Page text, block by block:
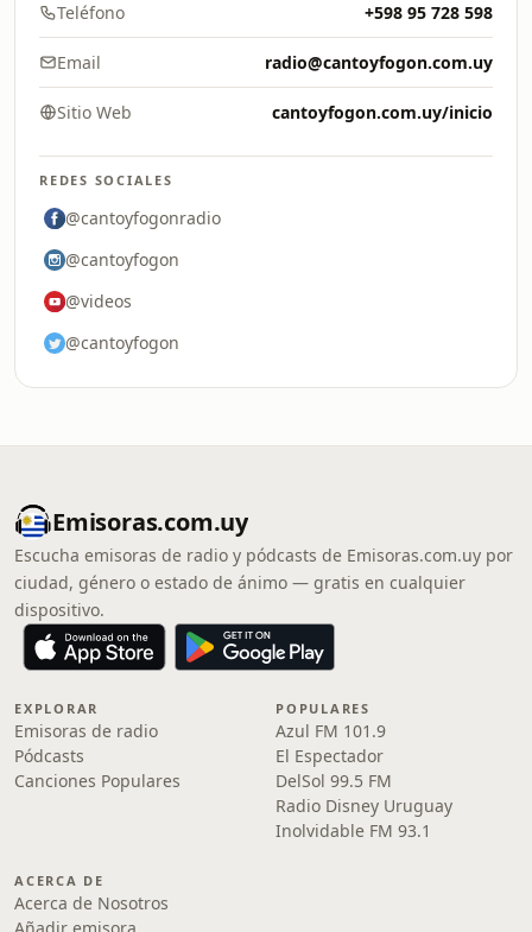
Teléfono +598 95 728 598
Email radio@cantoyfogon.com.uy
Sitio Web cantoyfogon.com.uy/inicio
REDES SOCIALES
@cantoyfogonradio
@cantoyfogon
@videos
@cantoyfogon
Emisoras.com.uy
Escucha emisoras de radio y pódcasts de Emisoras.com.uy por
ciudad, género o estado de ánimo — gratis en cualquier
dispositivo.
EXPLORAR
Emisoras de radio
Pódcasts
Canciones Populares
POPULARES
Azul FM 101.9
El Espectador
DelSol 99.5 FM
Radio Disney Uruguay
Inolvidable FM 93.1
ACERCA DE
Acerca de Nosotros